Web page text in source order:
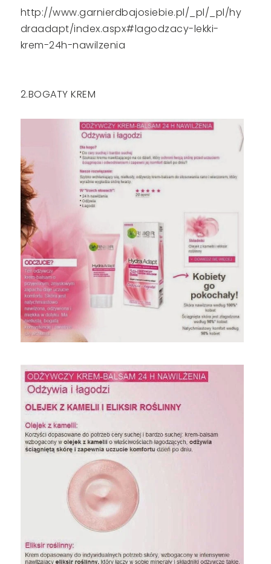
http://www.garnierdbajosiebie.pl/_pl/_pl/hy
draadapt/index.aspx#lagodzacy-lekki-
krem-24h-nawilzenia
2.BOGATY KREM